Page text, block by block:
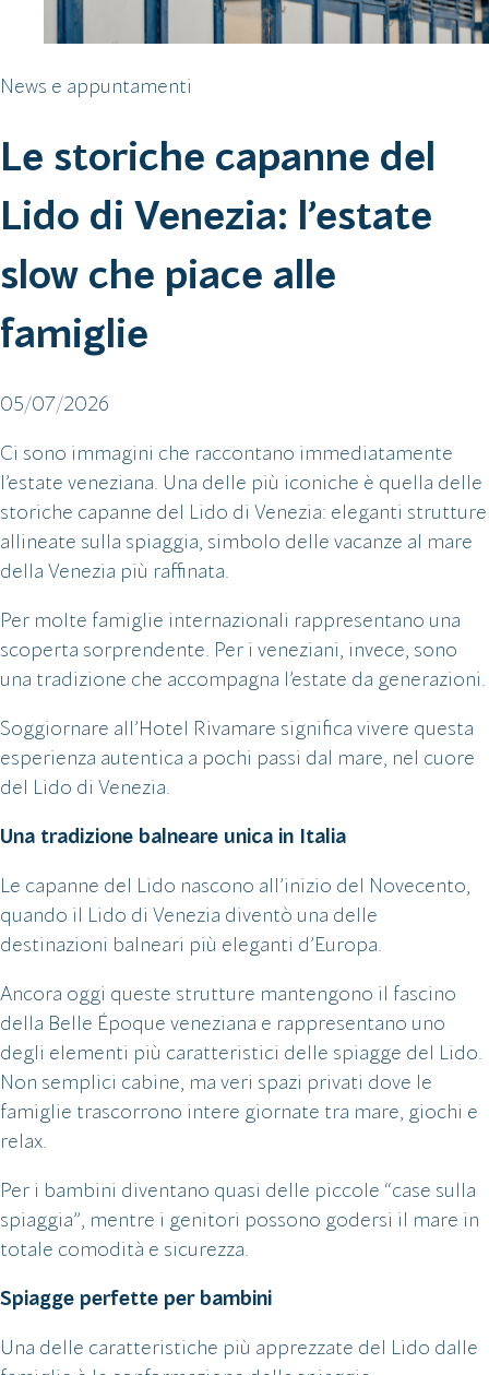
News e appuntamenti
Le storiche capanne del
Lido di Venezia: l’estate
slow che piace alle
famiglie
05/07/2026
Ci sono immagini che raccontano immediatamente
l’estate veneziana. Una delle più iconiche è quella delle
storiche capanne del Lido di Venezia: eleganti strutture
allineate sulla spiaggia, simbolo delle vacanze al mare
della Venezia più raffinata.
Per molte famiglie internazionali rappresentano una
scoperta sorprendente. Per i veneziani, invece, sono
una tradizione che accompagna l’estate da generazioni.
Soggiornare all’Hotel Rivamare significa vivere questa
esperienza autentica a pochi passi dal mare, nel cuore
del Lido di Venezia.
Una tradizione balneare unica in Italia
Le capanne del Lido nascono all’inizio del Novecento,
quando il Lido di Venezia diventò una delle
destinazioni balneari più eleganti d’Europa.
Ancora oggi queste strutture mantengono il fascino
della Belle Époque veneziana e rappresentano uno
degli elementi più caratteristici delle spiagge del Lido.
Non semplici cabine, ma veri spazi privati dove le
famiglie trascorrono intere giornate tra mare, giochi e
relax.
Per i bambini diventano quasi delle piccole “case sulla
spiaggia”, mentre i genitori possono godersi il mare in
totale comodità e sicurezza.
Spiagge perfette per bambini
Una delle caratteristiche più apprezzate del Lido dalle